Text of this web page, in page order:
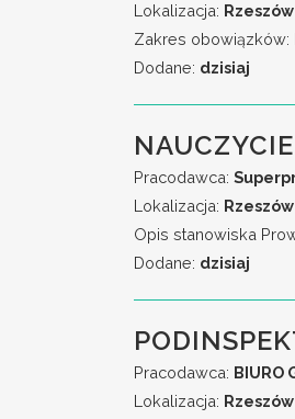
Lokalizacja: Rzeszów
Zakres obowiązków:
Dodane: dzisiaj
Pracodawca:
Lokalizacja: Rzeszów
Opis stanowiska
Dodane: dzisiaj
Pracodawca: BIURO
Lokalizacja: Rzeszów